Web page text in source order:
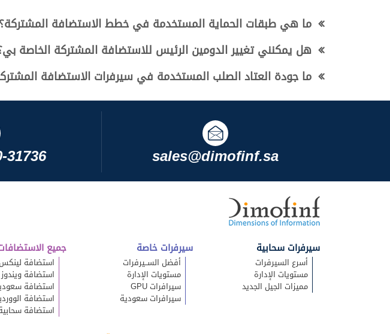
ما هي طبقات الحماية المستخدمة في خطط الاستضافة المشتركة؟
هل يمكنني تغيير الدومين الرئيس للاستضافة المشتركة الخاصة
ما جودة العتاد الصلب المستخدمة في سيرفرات الاستضافة
31736 sales@dimofinf.sa
جميع
استضافة
استضافة ويندوز
استضافة
استضافة
استضافة
سيرفرات خاصة
أفضل الســيرفرات
مستويات الإدارة
سيرافرات GPU
سيرافرات سعودية
سيرفرات سحابية
أسرع السيرفرات
مستويات الإدارة
مميزات الجيل الجديد